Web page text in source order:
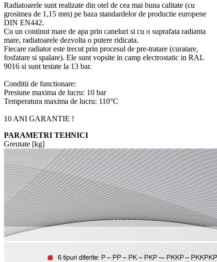
Radiatoarele sunt realizate din otel de cea mai buna calitate (cu
grosimea de 1,15 mm) pe baza standardelor de productie europene
DIN EN442.
Cu un continut mare de apa prin caneluri si cu o suprafata radianta
mare, radiatoarele dezvolta o putere ridicata.
Fiecare radiator este trecut prin procesul de pre-tratare (curatare,
fosfatare si spalare). Ele sunt vopsite in camp electrostatic in RAL
9016 si sunt testate la 13 bar.
Conditii de functionare:
Presiune maxima de lucru: 10 bar
Temperatura maxima de lucru: 110°C
10 ANI GARANTIE !
PARAMETRI TEHNICI
Greutate [kg]